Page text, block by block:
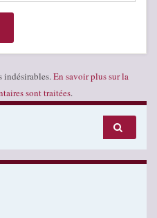
indésirables. En savoir plus sur la
sont traitées.